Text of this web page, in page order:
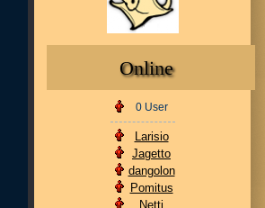
Online
0 User
Larisio
Jagetto
dangolon
Pomitus
Netti